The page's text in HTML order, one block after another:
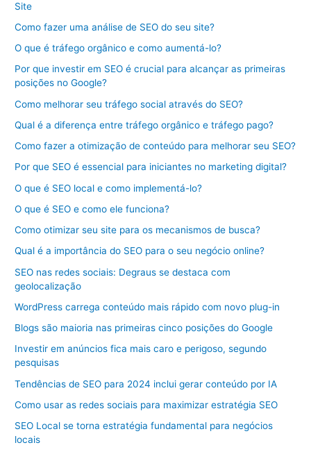
Site
Como fazer uma análise de SEO do seu site?
O que é tráfego orgânico e como aumentá-lo?
Por que investir em SEO é crucial para alcançar as primeiras
posições no Google?
Como melhorar seu tráfego social através do SEO?
Qual é a diferença entre tráfego orgânico e tráfego pago?
Como fazer a otimização de conteúdo para melhorar seu SEO?
Por que SEO é essencial para iniciantes no marketing digital?
O que é SEO local e como implementá-lo?
O que é SEO e como ele funciona?
Como otimizar seu site para os mecanismos de busca?
Qual é a importância do SEO para o seu negócio online?
SEO nas redes sociais: Degraus se destaca com
geolocalização
WordPress carrega conteúdo mais rápido com novo plug-in
Blogs são maioria nas primeiras cinco posições do Google
Investir em anúncios fica mais caro e perigoso, segundo
pesquisas
Tendências de SEO para 2024 inclui gerar conteúdo por IA
Como usar as redes sociais para maximizar estratégia SEO
SEO Local se torna estratégia fundamental para negócios
locais